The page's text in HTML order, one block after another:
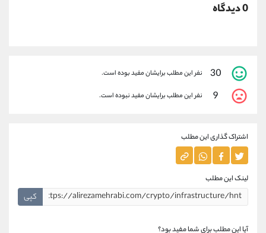
0 دیدگاه
30 نفر این مطلب برایشان مفید بوده است.
9 نفر این مطلب برایشان مفید نبوده است.
اشتراک گذاری این مطلب
لینک این مطلب
کپی
آیا این مطلب برای شما مفید بود؟